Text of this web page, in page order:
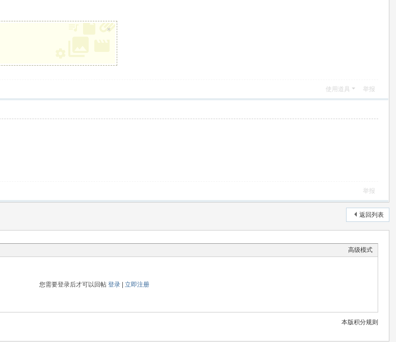
×
使用道具 举报
举报
返回列表
高级模式
您需要登录后才可以回帖登录 |立即注册
本版积分规则